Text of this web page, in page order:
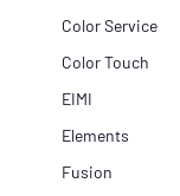
Color Service
Color Touch
EIMI
Elements
Fusion